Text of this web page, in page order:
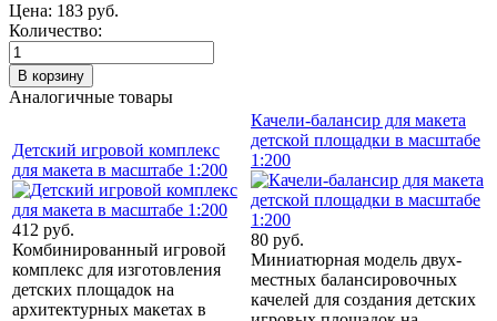
Цена: 183 руб.
Количество:
Аналогичные товары
Детский игровой комплекс
для макета в масштабе 1:200
412 руб.
Комбинированный игровой
комплекс для изготовления
детских площадок на
архитектурных макетах в
Качели-балансир для макета
детской площадки в масштабе
1:200
80 руб.
Миниатюрная модель двух-
местных балансировочных
качелей для создания детских